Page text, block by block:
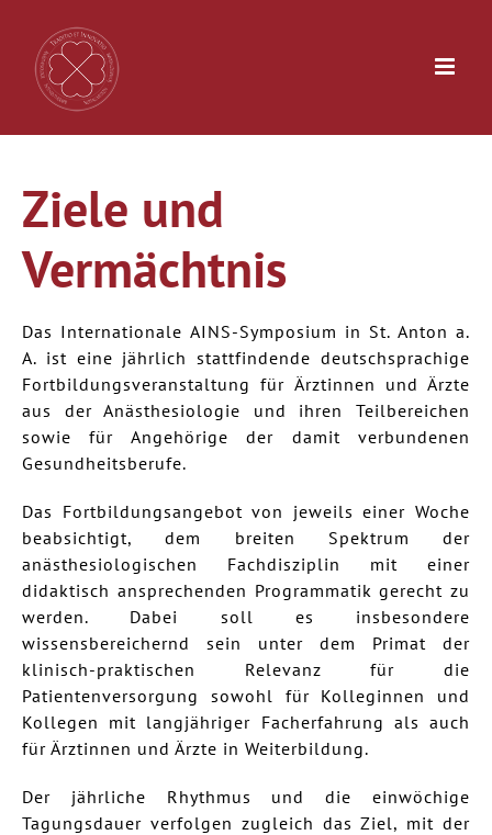
Inhalt
springen
Ziele und
Vermächtnis
Das Internationale AINS-Symposium in St. Anton a.
A. ist eine jährlich stattfindende deutschsprachige
Fortbildungsveranstaltung für Ärztinnen und Ärzte
aus der Anästhesiologie und ihren Teilbereichen
sowie für Angehörige der damit verbundenen
Gesundheitsberufe.
Das Fortbildungsangebot von jeweils einer Woche
beabsichtigt, dem breiten Spektrum der
anästhesiologischen Fachdisziplin mit einer
didaktisch ansprechenden Programmatik gerecht zu
werden. Dabei soll es insbesondere
wissensbereichernd sein unter dem Primat der
klinisch-praktischen Relevanz für die
Patientenversorgung sowohl für Kolleginnen und
Kollegen mit langjähriger Facherfahrung als auch
für Ärztinnen und Ärzte in Weiterbildung.
Der jährliche Rhythmus und die einwöchige
Tagungsdauer verfolgen zugleich das Ziel, mit der